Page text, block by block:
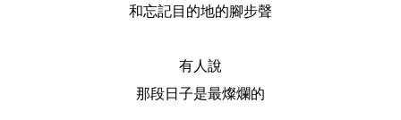
和忘記目的地的腳步聲
有人說
那段日子是最燦爛的